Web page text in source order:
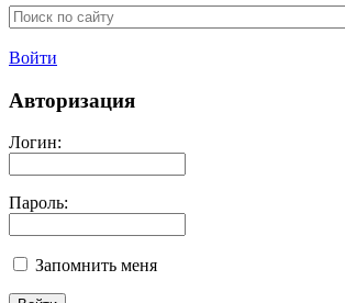
Войти
Авторизация
Логин:
Пароль:
Запомнить меня